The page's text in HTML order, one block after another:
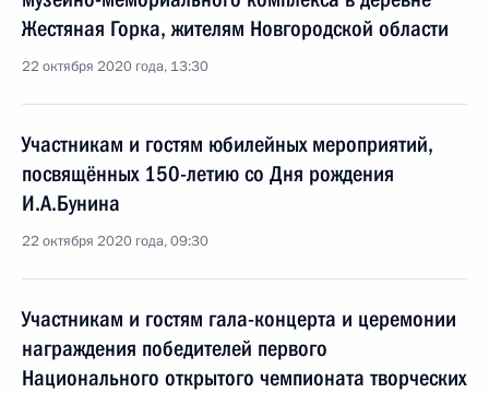
Жестяная Горка, жителям Новгородской области
22 октября 2020 года, 13:30
Участникам и гостям юбилейных мероприятий,
посвящённых 150-летию со Дня рождения
И.А.Бунина
22 октября 2020 года, 09:30
Участникам и гостям гала-концерта и церемонии
награждения победителей первого
Национального открытого чемпионата творческих